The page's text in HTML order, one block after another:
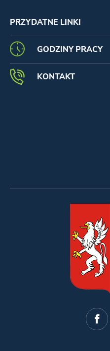
PRZYDATNE LINKI
GODZINY PRACY
KONTAKT